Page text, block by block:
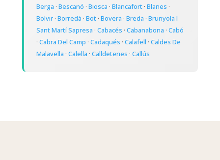
Berga · Bescanó · Biosca · Blancafort· Blanes ·
Bolvir· Borredà · Bot· Bovera · Breda · Brunyola I
Sant Martí Sapresa · Cabacés · Cabanabona · Cabó
· Cabra Del Camp · Cadaqués · Calafell · Caldes De
Malavella · Calella · Calldetenes · Callús